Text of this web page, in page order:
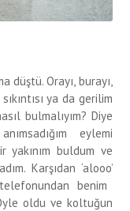
düştü. Orayı, burayı,
ya da gerilim
bulmalıyım? Diye
eylemi
yakınım buldum ve
Karşıdan ‘alooo’
benim
oldu ve koltuğun